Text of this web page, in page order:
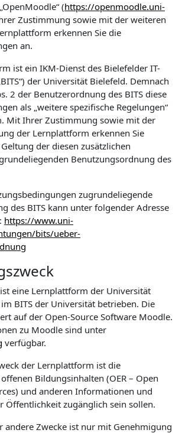
(https://openmoodle.uni-
Zustimmung sowie mit der weiteren
erkennen Sie die
an.
ist ein IKM-Dienst des Bielefelder IT-
der Universität Bielefeld. Demnach
2 der Benutzerordnung des BITS diese
als „weitere spezifische Regelungen“
Mit Ihrer Zustimmung sowie mit der
der Lernplattform erkennen Sie
der diesen zusätzlichen
Benutzungsordnung des
zugrundeliegende
des BITS kann unter folgender Adresse
https://www.uni-
bits/ueber-
eine Lernplattform der Universität
BITS der Universität betrieben. Die
auf der Open-Source Software Moodle.
zu Moodle sind unter
verfügbar.
der Lernplattform ist die
Bildungsinhalten (OER – Open
und anderen Informationen und
Öffentlichkeit zugänglich sein sollen.
andere Zwecke ist nur mit Genehmigung